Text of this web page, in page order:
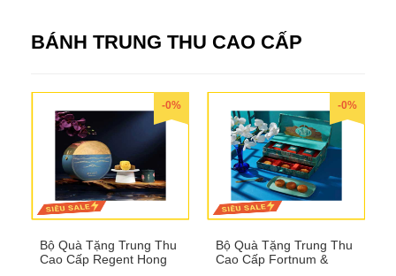
BÁNH TRUNG THU CAO CẤP
-0%
Bộ Quà Tặng Trung Thu
Cao Cấp Regent Hong
-0%
Bộ Quà Tặng Trung Thu
Cao Cấp Fortnum &